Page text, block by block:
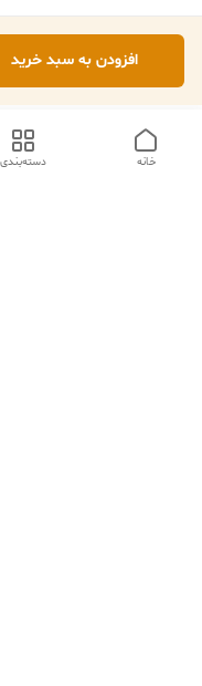
افزودن به سبد خرید
دسته‌بندی خانه